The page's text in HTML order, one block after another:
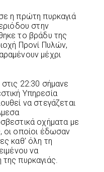
η πρώτη πυρκαγιά
στην
το βράδυ της
Προνί Πυλών,
μέχρι
22:30 σήμανε
Υπηρεσία
να στεγάζεται
οχήματα με
οι οποίοι έδωσαν
καθ’ όλη τη
να
πυρκαγιάς.